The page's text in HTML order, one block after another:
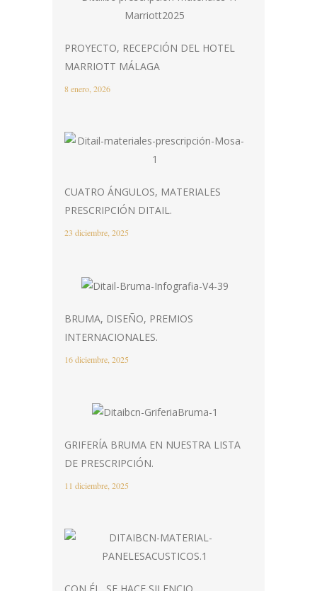
PROYECTO, RECEPCIÓN DEL HOTEL
MARRIOTT MÁLAGA
8 enero, 2026
CUATRO ÁNGULOS, MATERIALES
PRESCRIPCIÓN DITAIL.
23 diciembre, 2025
BRUMA, DISEÑO, PREMIOS
INTERNACIONALES.
16 diciembre, 2025
GRIFERÍA BRUMA EN NUESTRA LISTA
DE PRESCRIPCIÓN.
11 diciembre, 2025